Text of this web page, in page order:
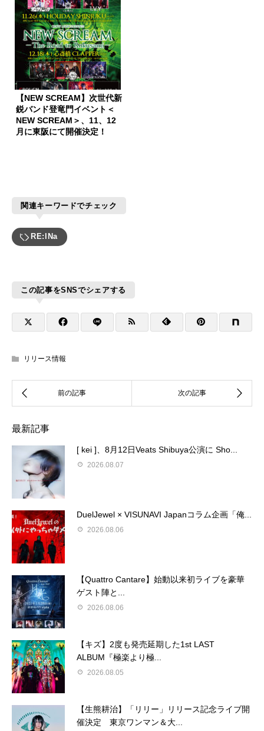
【NEW SCREAM】次世代新
鋭バンド登竜門イベント＜
NEW SCREAM＞、11、12
月に東阪にて開催決定！
関連キーワードでチェック
RE:lNa
この記事をSNSでシェアする
リリース情報
最新記事
[ kei ]、8月12日Veats Shibuya公演に Sho...
2026.08.07
DuelJewel × VISUNAVI Japanコラム企画「俺...
2026.08.06
【Quattro Cantare】始動以来初ライブを豪華
ゲスト陣と...
2026.08.06
【キズ】2度も発売延期した1st LAST
ALBUM『極楽より極...
2026.08.05
【生熊耕治】「リリー」リリース記念ライブ開
催決定 東京ワンマン＆大...